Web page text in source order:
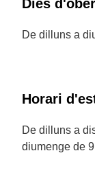
Dies
De dilluns a
Horari
De dilluns a
diumenge de